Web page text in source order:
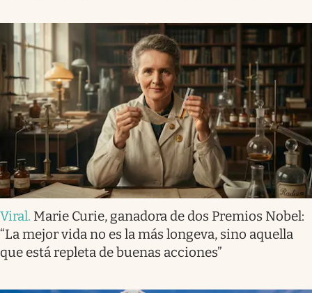
Viral. Marie Curie, ganadora de dos Premios Nobel:
“La mejor vida no es la más longeva, sino aquella
que está repleta de buenas acciones”